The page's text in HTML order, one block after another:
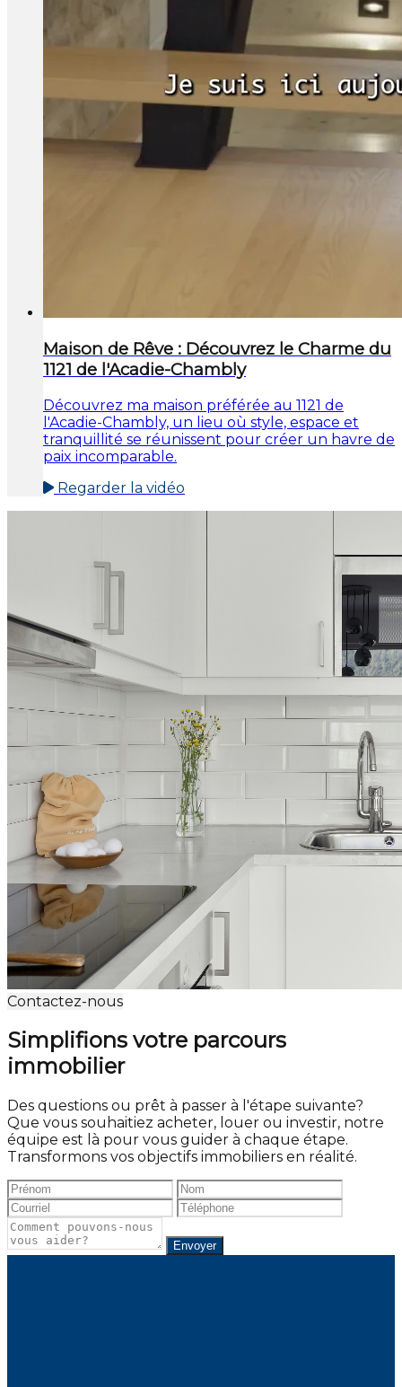
Maison de Rêve : Découvrez le Charme du
1121 de l'Acadie-Chambly
Découvrez ma maison préférée au 1121 de
l'Acadie-Chambly, un lieu où style, espace et
tranquillité se réunissent pour créer un havre de
paix incomparable.
Regarder la vidéo
Contactez-nous
Simplifions votre parcours
immobilier
Des questions ou prêt à passer à l'étape suivante?
Que vous souhaitiez acheter, louer ou investir, notre
équipe est là pour vous guider à chaque étape.
Transformons vos objectifs immobiliers en réalité.
Envoyer